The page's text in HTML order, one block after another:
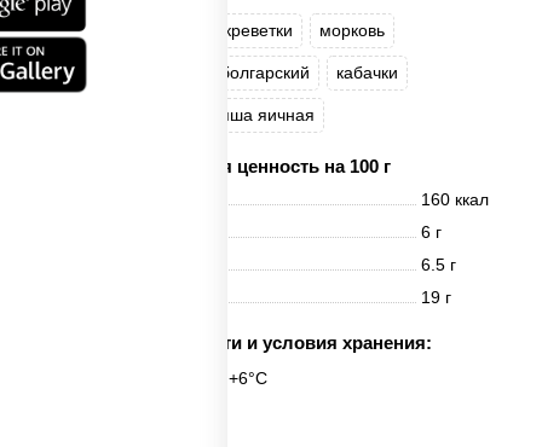
масло растительное креветки морковь
лук репчатый перец болгарский кабачки
лапша яичная
Пищевая ценность на 100 г
160 ккал
6 г
6.5 г
19 г
Срок годности и условия хранения:
6 часов при t° от +2°C до +6°C